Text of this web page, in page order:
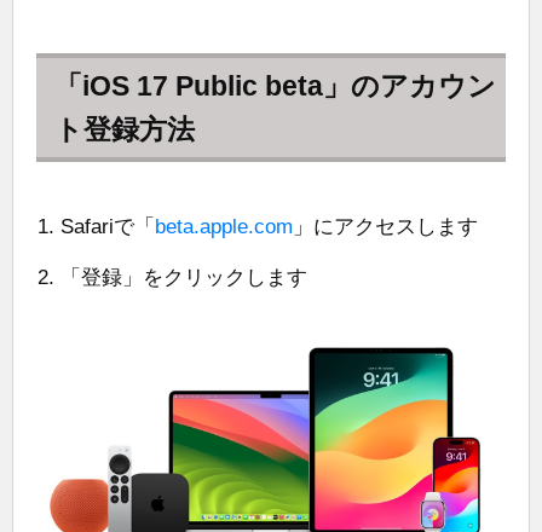
「iOS 17 Public beta」のアカウン
ト登録方法
Safariで「 beta.apple.com 」にアクセスします
「登録」をクリックします